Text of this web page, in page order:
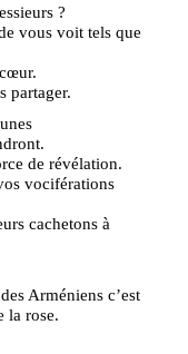
?
vous voit tels que
partager.
de révélation.
vociférations
cachetons à
Arméniens c’est
la rose.